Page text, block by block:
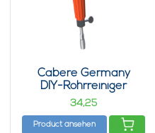
Cabere Germany
DIY-Rohrreiniger
Reinigungswelle G16
34,25
Product ansehen